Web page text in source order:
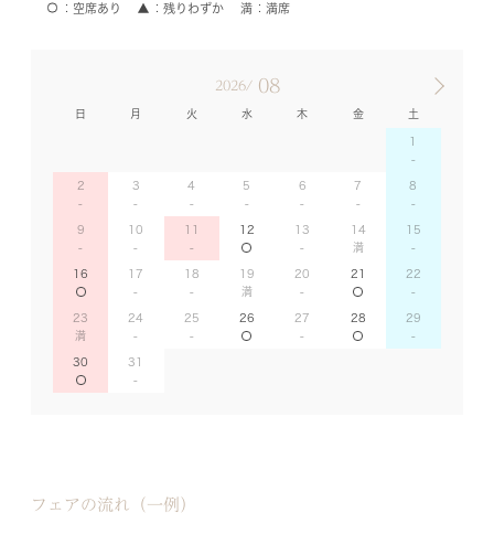
空席あり 残りわずか 満席
2026/ 08
日 月 火 水 木 金 土
1
2 3 4 5 6 7 8
9 10 11 12 13 14 15
16 17 18 19 20 21 22
23 24 25 26 27 28 29
30 31
フェアの流れ（一例）